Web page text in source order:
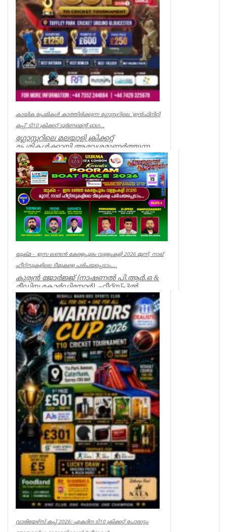
കായിക പ്രേമികള്‍ കാത്തിരിക്കുന്ന ഗ്ലോസ്റ്ററിലെ 'ഇന്‍ഫിനിറ്റി
കപ്പ്' ടി10 ക്രിക്കറ്റ് ടൂര്‍ണമെന്റ് ഓഗ...
ഗ്ലോസ്റ്ററിലെ മലയാളി ക്രിക്കറ്റ്
പ്രേമികള്‍ക്കായി ആവേശമുണര്‍ത്തുന്ന
'ഇന്‍ഫിനിറ്റി കപ്പ് - സീസണ്‍ 3'...
Associations
യുക്മ - ഇസ ലണ്ടൻ കേരളപൂരം വളളംകളി 2026 മൂന്ന്, നാല്
ഹീറ്റ്സുകളിലെ ടീമുകളെ പരിചയപ്പെടാം....
കുര്യൻ ജോർജ്ജ് (നാഷണൽ പി.ആർ.ഒ &
മീഡിയ കോർഡിനേറ്റർ) ഹീറ്റ്സ്–3ൽ
തായങ്കരി, പായിപ്പാട്, കരു...
Associations
വാരിയേഴ്സ് കപ്പ് 2026: ഏകദിന ടി10 ക്രിക്കറ്റ് പോരാട്ടം